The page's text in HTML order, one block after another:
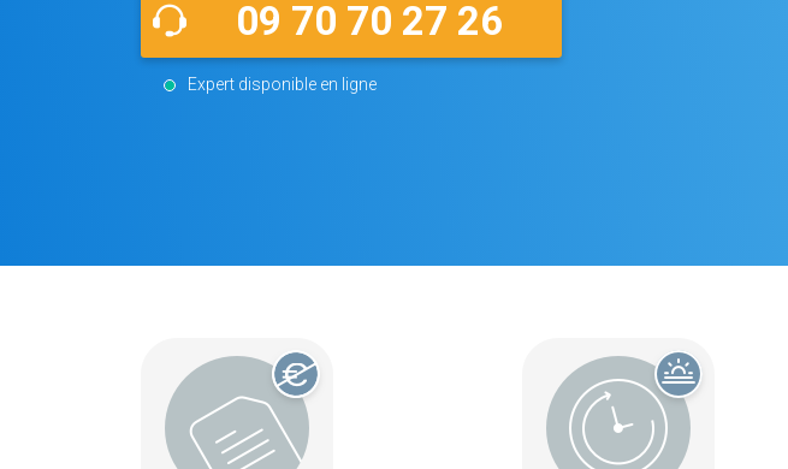
09 70 70 27 26
Expert disponible en ligne